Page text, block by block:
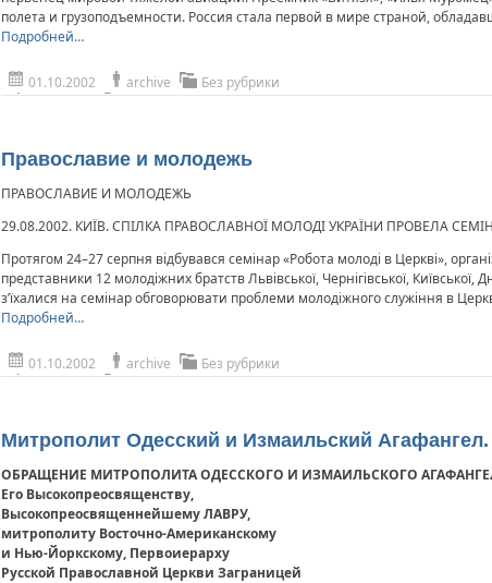
полета и грузоподъемности. Россия стала первой в мире страной,
Подробней…
01.10.2002 archive Без рубрики
Православие и молодежь
ПРАВОСЛАВИЕ И МОЛОДЕЖЬ
29.08.2002. КИЇВ. СПІЛКА ПРАВОСЛАВНОЇ МОЛОДІ УКРАЇНИ ПРОВЕЛА
Протягом 24–27 серпня відбувався семінар «Робота молоді в Церкві»,
представники 12 молодіжних братств Львівської, Чернігівської, Київської,
з’їхалися на семінар обговорювати проблеми молодіжного служіння в
Подробней…
01.10.2002 archive Без рубрики
Митрополит Одесский и Измаильский
ОБРАЩЕНИЕ МИТРОПОЛИТА ОДЕССКОГО И ИЗМАИЛЬСКОГО
Его Высокопреосвященству,
Высокопреосвященнейшему ЛАВРУ,
митрополиту Восточно-Американскому
и Нью-Йоркскому, Первоиерарху
Русской Православной Церкви Заграницей